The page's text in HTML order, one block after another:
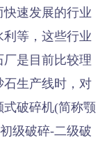
速发展的行业
等，这些行业
是目前比较理
生产线时，对
破碎机(简称颚
级破碎-二级破